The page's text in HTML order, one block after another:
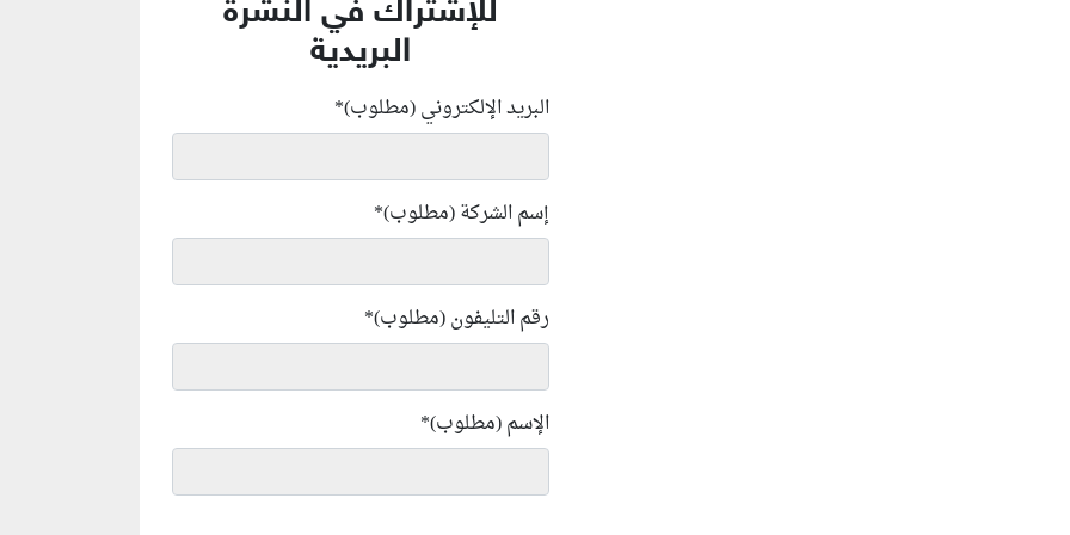
للإشتراك في النشرة
البريدية
البريد الإلكتروني (مطلوب)*
إسم الشركة (مطلوب)*
رقم التليفون (مطلوب)*
الإسم (مطلوب)*